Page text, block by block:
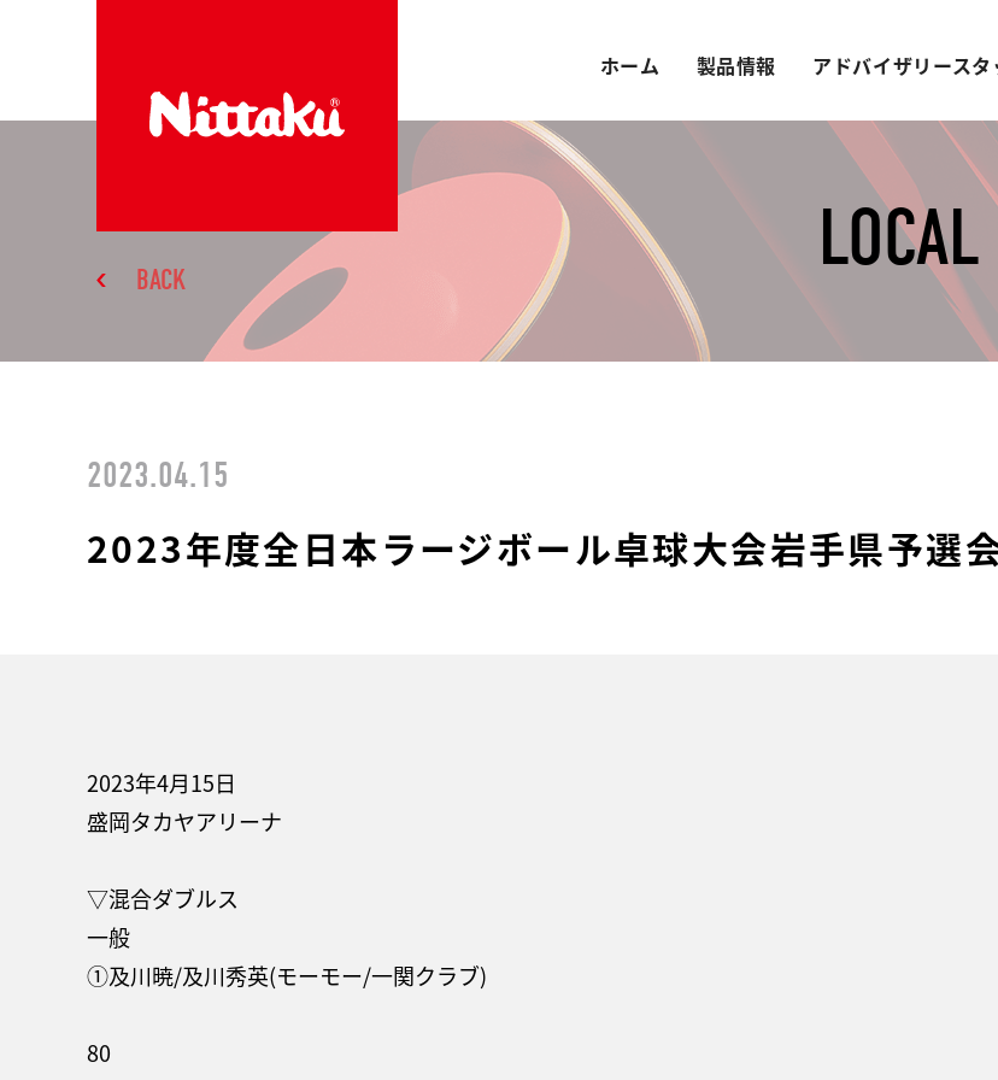
ホーム 製品情報 アドバイザリースタ
BACK
2023.04.15
2023年度全日本ラージボール卓球大会岩手県予選
2023年4月15日
盛岡タカヤアリーナ
▽混合ダブルス
一般
①及川暁/及川秀英(モーモー/一関クラブ)
80